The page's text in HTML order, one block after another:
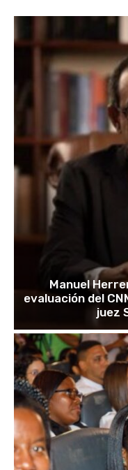
Manuel
evaluación del
juez